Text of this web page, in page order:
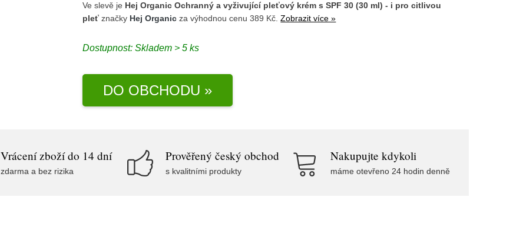
Ve slevě je Hej Organic Ochranný a vyživující pleťový krém s SPF 30 (30 ml) - i pro citlivou
pleť značky Hej Organic za výhodnou cenu 389 Kč.Zobrazit více »
Dostupnost:Skladem > 5 ks
DO OBCHODU »
Vrácení zboží do 14 dní
zdarma a bez rizika
Prověřený český obchod
s kvalitními produkty
Nakupujte kdykoli
máme otevřeno 24 hodin denně